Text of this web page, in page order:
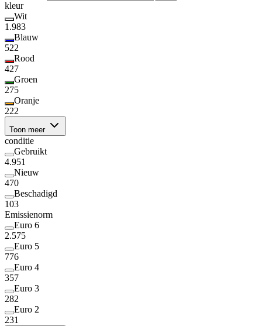
kleur
Wit
1.983
Blauw
522
Rood
427
Groen
275
Oranje
222
Toon meer
conditie
Gebruikt
4.951
Nieuw
470
Beschadigd
103
Emissienorm
Euro 6
2.575
Euro 5
776
Euro 4
357
Euro 3
282
Euro 2
231